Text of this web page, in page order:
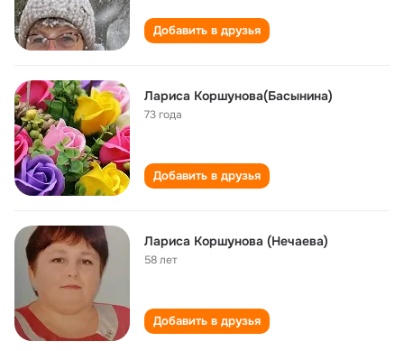
Добавить в друзья
Лариса Коршунова(Басынина)
73 года
Добавить в друзья
Лариса Коршунова (Нечаева)
58 лет
Добавить в друзья